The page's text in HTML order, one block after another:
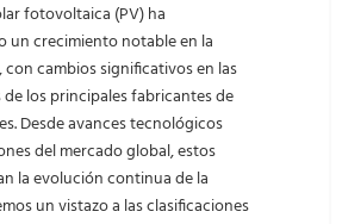
fotovoltaica (PV) ha
un crecimiento notable en la
con cambios significativos en las
los principales fabricantes de
Desde avances tecnológicos
del mercado global, estos
la evolución continua de la
un vistazo a las clasificaciones